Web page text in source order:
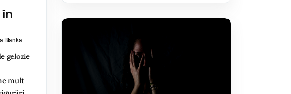
Blanka
gelozie
mult